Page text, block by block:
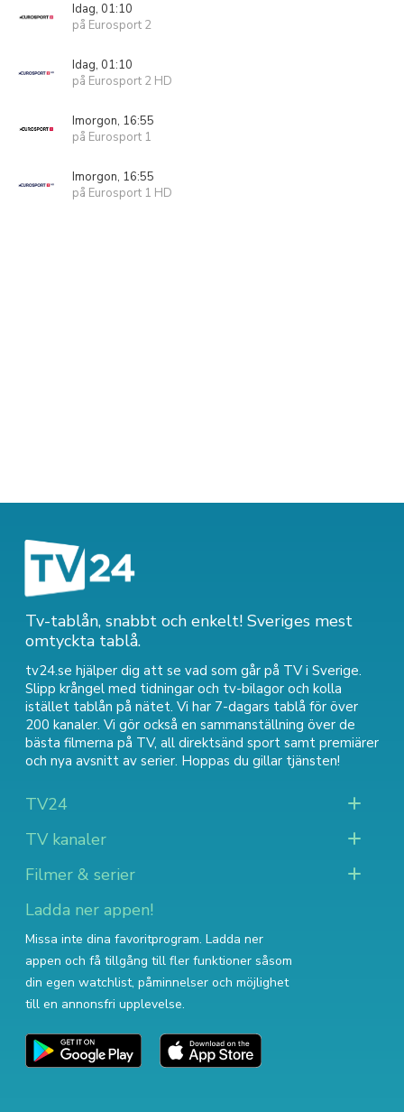
Idag, 01:10
på Eurosport 2
Idag, 01:10
på Eurosport 2 HD
Imorgon, 16:55
på Eurosport 1
Imorgon, 16:55
på Eurosport 1 HD
Tv-tablån, snabbt och enkelt! Sveriges mest
omtyckta tablå.
tv24.se hjälper dig att se vad som går på TV i Sverige.
Slipp krångel med tidningar och tv-bilagor och kolla
istället tablån på nätet. Vi har 7-dagars tablå för över
200 kanaler. Vi gör också en sammanställning över de
bästa filmerna på TV, all direktsänd sport samt premiärer
och nya avsnitt av serier. Hoppas du gillar tjänsten!
TV24
TV kanaler
Filmer & serier
Ladda ner appen!
Missa inte dina favoritprogram. Ladda ner
appen och få tillgång till fler funktioner såsom
din egen watchlist, påminnelser och möjlighet
till en annonsfri upplevelse.